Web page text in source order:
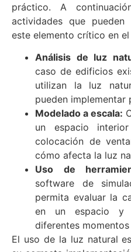
práctico. A
actividades que
este elemento crítico en
Análisis de luz
caso de edificios
utilizan la luz
pueden implementar
Modelado a escala:
un espacio
colocación de
cómo afecta la luz
Uso de
software de
permita evaluar la
en un espacio y
diferentes
El uso de la luz natural